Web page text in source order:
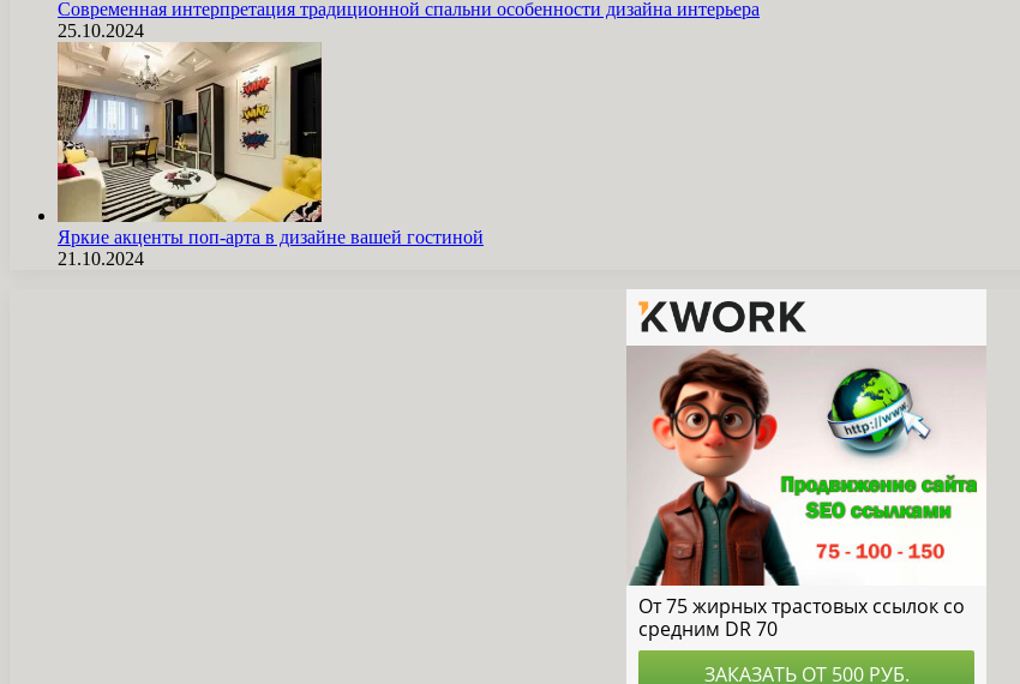
Современная интерпретация традиционной спальни особенности дизайна интерьера
25.10.2024
Яркие акценты поп-арта в дизайне вашей гостиной
21.10.2024